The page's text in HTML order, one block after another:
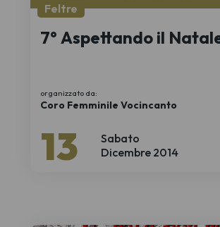
Sabato
13 Dicembre 2014
Feltre
7° Aspettando il
organizzato da:
Coro Femminile Vocincanto